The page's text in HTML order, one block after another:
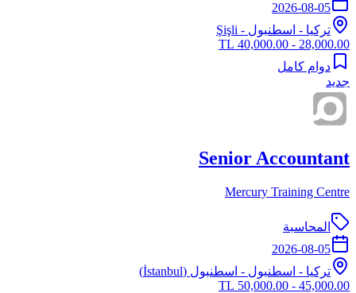
2026-08-05
تركيا - اسطنبول - Şişli
28,000.00 - 40,000.00 TL
دوام كامل
جديد
Senior Accountant
Mercury Training Centre
المحاسبة
2026-08-05
تركيا - اسطنبول - اسطنبول (İstanbul)
45,000.00 - 50,000.00 TL